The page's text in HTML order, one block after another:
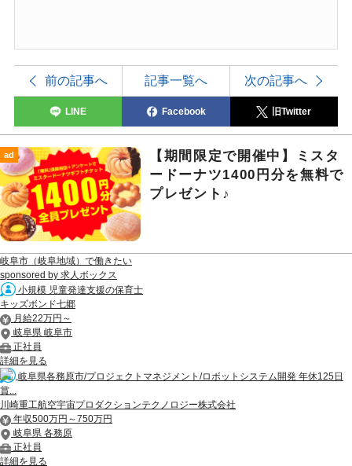
前の記事へ 記事一覧へ 次の記事へ
LINE Facebook 旧Twitter
ad
【期間限定で開催中】ミスタ
ードーナツ1400円分を無料で
プレゼント♪
岐阜市（岐阜地域）で働きたい
sponsored by 求人ボックス
小規模 児童発達支援の保育士
キッズボンド七郷
月給22万円～
岐阜県 岐阜市
正社員
詳細を見る
岐阜県各務原市/プロジェクトマネジメント/ロボットシステム開発 年休125日
賞...
川崎重工航空宇宙プロダクションテクノロジー株式会社
年収500万円～750万円
岐阜県 各務原
正社員
詳細を見る